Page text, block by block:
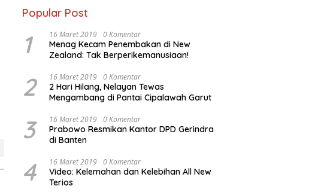
Popular Post
1 16 Maret 2019 0 Komentar
Menag Kecam Penembakan di New
Zealand: Tak Berperikemanusiaan!
2 16 Maret 2019 0 Komentar
2 Hari Hilang, Nelayan Tewas
Mengambang di Pantai Cipalawah Garut
3 16 Maret 2019 0 Komentar
Prabowo Resmikan Kantor DPD Gerindra
di Banten
4 16 Maret 2019 0 Komentar
Video: Kelemahan dan Kelebihan All New
Terios